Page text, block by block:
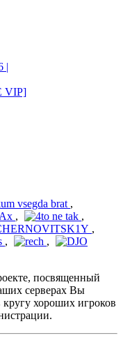
|
VIP]
,
,
,
,
,
,
посвященный
серверах Вы
хороших игроков